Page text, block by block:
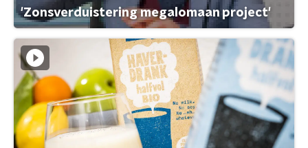
'Zonsverduistering megalomaan project'